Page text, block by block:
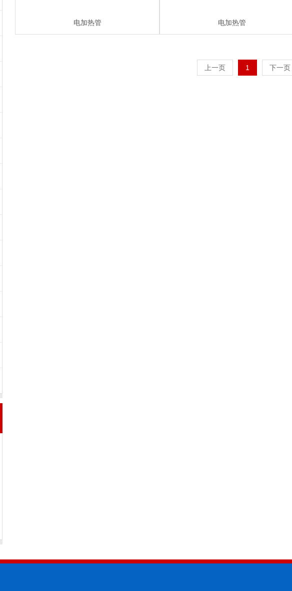
电加热管 电加热管
上一页 1 下一页